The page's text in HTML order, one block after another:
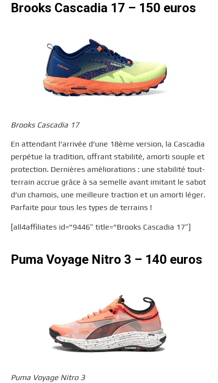
Brooks Cascadia 17 – 150 euros
Brooks Cascadia 17
En attendant l’arrivée d’une 18ème version, la Cascadia
perpétue la tradition, offrant stabilité, amorti souple et
protection. Dernières améliorations : une stabilité tout-
terrain accrue grâce à sa semelle avant imitant le sabot
d’un chamois, une meilleure traction et un amorti léger.
Parfaite pour tous les types de terrains !
[all4affiliates id=”9446″ title=”Brooks Cascadia 17″]
Puma Voyage Nitro 3 – 140 euros
Puma Voyage Nitro 3